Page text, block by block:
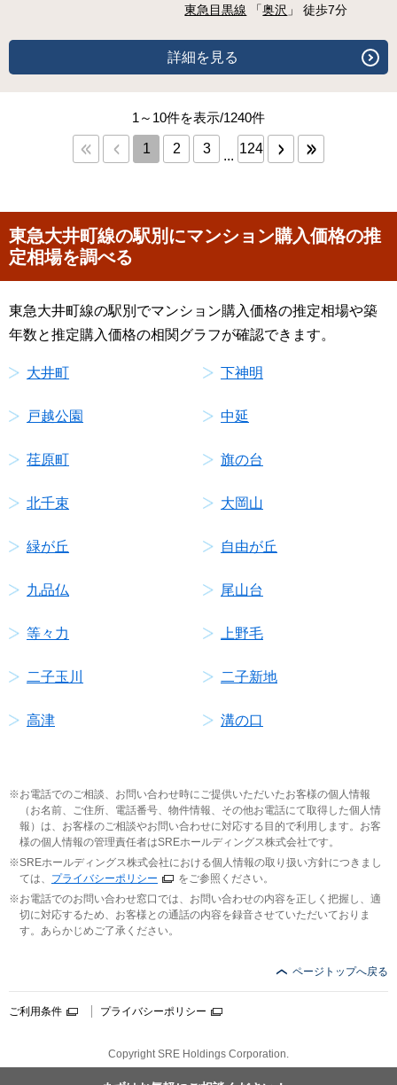
東急目黒線 「奥沢 」 徒歩7分
詳細を見る
1～10件を表示/1240件
1 2 3 ... 124
東急大井町線の駅別にマンション購入価格の推
定相場を調べる
東急大井町線の駅別でマンション購入価格の推定相場や築
年数と推定購入価格の相関グラフが確認できます。
大井町 下神明
戸越公園 中延
荏原町 旗の台
北千束 大岡山
緑が丘 自由が丘
九品仏 尾山台
等々力 上野毛
二子玉川 二子新地
高津 溝の口
お電話でのご相談、お問い合わせ時にご提供いただいたお客様の個人情報
（お名前、ご住所、電話番号、物件情報、その他お電話にて取得した個人情
報）は、お客様のご相談やお問い合わせに対応する目的で利用します。お客
様の個人情報の管理責任者はSREホールディングス株式会社です。
SREホールディングス株式会社における個人情報の取り扱い方針につきまし
ては、 プライバシーポリシー
をご参照ください。
お電話でのお問い合わせ窓口では、お問い合わせの内容を正しく把握し、適
切に対応するため、お客様との通話の内容を録音させていただいておりま
す。あらかじめご了承ください。
ページトップへ戻る
ご利用条件 プライバシーポリシー
Copyright SRE Holdings Corporation.